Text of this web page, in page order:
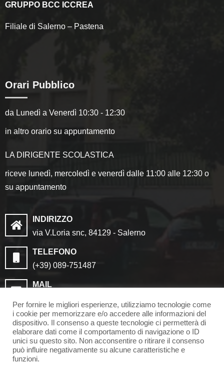
GRUPPO BCC ICCREA
Filiale di Salerno – Pastena
Orari Pubblico
da Lunedì a Venerdì 10:30 - 12:30
in altro orario su appuntamento
LA DIRIGENTE SCOLASTICA
riceve lunedì, mercoledì e venerdì dalle 11:00 alle 12:30 o
su appuntamento
INDIRIZZO
via V.Loria snc, 84129 - Salerno
TELEFONO
(+39) 089-751487
MAIL
saic8cf006@pec.istruzione.it
Per fornire le migliori esperienze, utilizziamo tecnologie come
i cookie per memorizzare e/o accedere alle informazioni del
dispositivo. Il consenso a queste tecnologie ci permetterà di
elaborare dati come il comportamento di navigazione o ID
unici su questo sito. Non acconsentire o ritirare il consenso
può influire negativamente su alcune caratteristiche e
funzioni.